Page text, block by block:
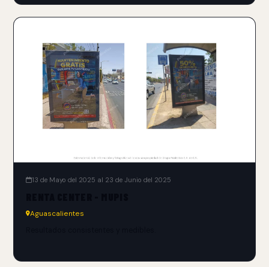
13 de Mayo del 2025 al 23 de Junio del 2025
Aguascalientes